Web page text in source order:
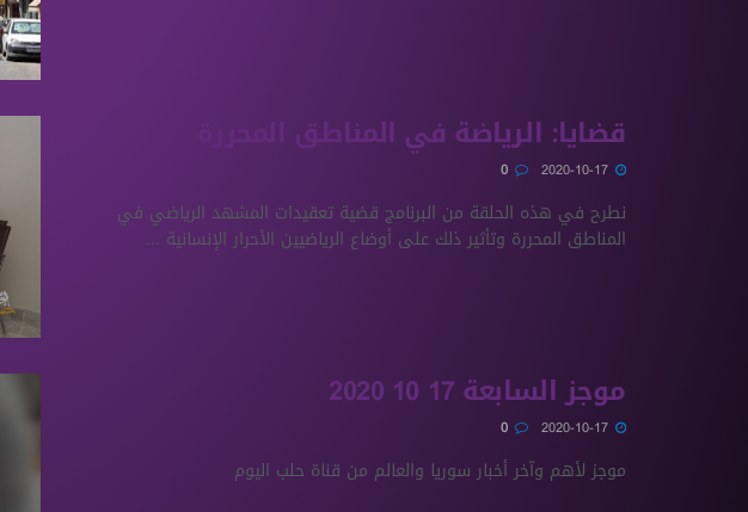
قضايا: الرياضة في المناطق المحررة
نطرح في هذه الحلقة من البرنامج قضية تعقيدات المشهد الرياضي في
المناطق المحررة وتأثير ذلك على أوضاع الرياضيين الأحرار الإنسانية ...
موجز السابعة 17 10 2020
موجز لأهم وآخر أخبار سوريا والعالم من قناة حلب اليوم